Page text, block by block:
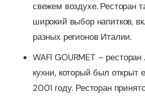
свежем воздухе. Ресторан
широкий выбор напитков,
разных регионов Италии.
WAFI GOURMET – ресторан
кухни, который был открыт
2001 году. Ресторан